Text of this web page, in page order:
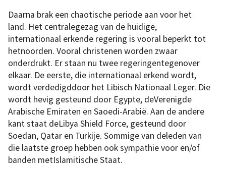
Daarna brak een chaotische periode aan voor het
land. Het centralegezag van de huidige,
internationaal erkende regering is vooral beperkt tot
hetnoorden. Vooral christenen worden zwaar
onderdrukt. Er staan nu twee regeringentegenover
elkaar. De eerste, die internationaal erkend wordt,
wordt verdedigddoor het Libisch Nationaal Leger. Die
wordt hevig gesteund door Egypte, deVerenigde
Arabische Emiraten en Saoedi-Arabië. Aan de andere
kant staat deLibya Shield Force, gesteund door
Soedan, Qatar en Turkije. Sommige van deleden van
die laatste groep hebben ook sympathie voor en/of
banden metIslamitische Staat.